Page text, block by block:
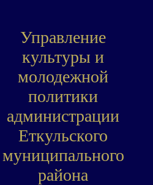
Управление
культуры и
молодежной
политики
администрации
Еткульского
муниципального
района